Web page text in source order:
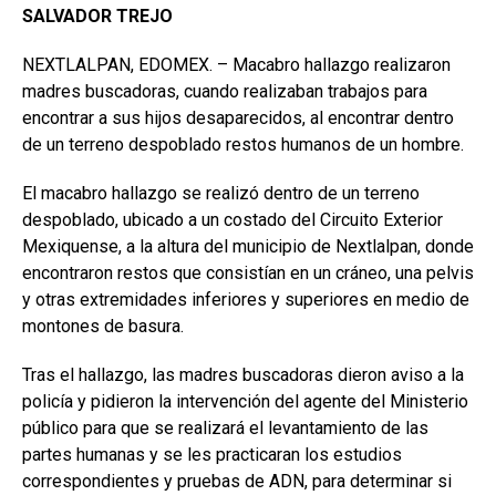
SALVADOR TREJO
NEXTLALPAN, EDOMEX. – Macabro hallazgo realizaron
madres buscadoras, cuando realizaban trabajos para
encontrar a sus hijos desaparecidos, al encontrar dentro
de un terreno despoblado restos humanos de un hombre.
El macabro hallazgo se realizó dentro de un terreno
despoblado, ubicado a un costado del Circuito Exterior
Mexiquense, a la altura del municipio de Nextlalpan, donde
encontraron restos que consistían en un cráneo, una pelvis
y otras extremidades inferiores y superiores en medio de
montones de basura.
Tras el hallazgo, las madres buscadoras dieron aviso a la
policía y pidieron la intervención del agente del Ministerio
público para que se realizará el levantamiento de las
partes humanas y se les practicaran los estudios
correspondientes y pruebas de ADN, para determinar si